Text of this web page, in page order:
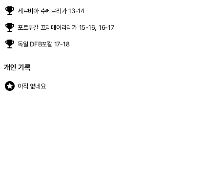
emoji_events 세르비아 수페르리가 13-14
emoji_events 포르투갈 프리메이라리가 15-16, 16-17
emoji_events 독일 DFB포칼 17-18
개인 기록
stars 아직 없네요